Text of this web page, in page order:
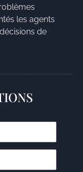
les agents
de